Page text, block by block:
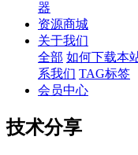
器
资源商城
关于我们
全部 如何下载本
系我们 TAG标签
会员中心
技术分享